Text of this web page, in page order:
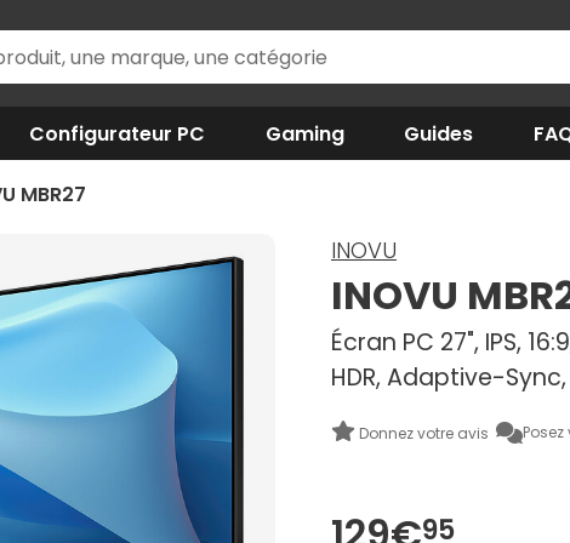
Configurateur PC Gaming Guides
MBR27
INOVU
INOVU
Écran PC 27", IPS,
HDR, Adaptive-
Donnez votre avis
95